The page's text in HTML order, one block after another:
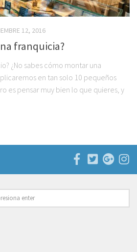
12, 2016
franquicia?
¿No sabes cómo montar una
en tan solo 10 pequeños
es pensar muy bien lo que quieres, y